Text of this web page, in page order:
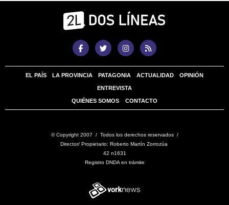
EL PAÍS LA PROVINCIA PATAGONIA ACTUALIDAD OPINIÓN
ENTREVISTA
QUIÉNES SOMOS CONTACTO
© Copyright 2007 / Todos los derechos reservados /
Director/ Propietario: Roberto Martín Zorrozúa
42 n1631
Registro DNDA en trámite